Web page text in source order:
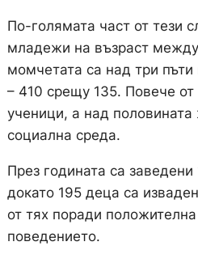
По-голямата част от тези
младежи на възраст между
момчетата са над три
– 410 срещу 135. Повече от
ученици, а над половината
социална среда.
През годината са заведени
докато 195 деца са
от тях поради
поведението.